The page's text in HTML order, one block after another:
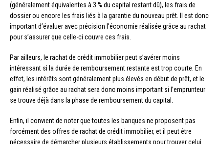
(généralement équivalentes à 3 % du capital restant dû), les frais de
dossier ou encore les frais liés à la garantie du nouveau prêt. Il est donc
important d’évaluer avec précision l’économie réalisée grâce au rachat
pour s’assurer que celle-ci couvre ces frais.
Par ailleurs, le rachat de crédit immobilier peut s’avérer moins
intéressant si la durée de remboursement restante est trop courte. En
effet, les intérêts sont généralement plus élevés en début de prêt, et le
gain réalisé grâce au rachat sera donc moins important si l’emprunteur
se trouve déjà dans la phase de remboursement du capital.
Enfin, il convient de noter que toutes les banques ne proposent pas
forcément des offres de rachat de crédit immobilier, et il peut être
nécessaire de démarcher plusieurs établissements pour trouver celui